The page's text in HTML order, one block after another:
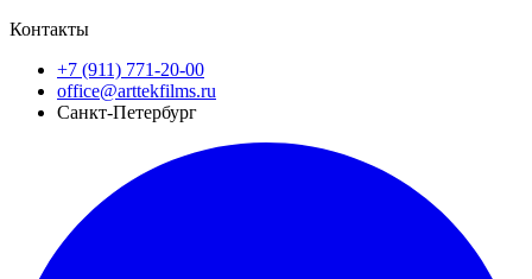
Контакты
+7 (911) 771-20-00
office@arttekfilms.ru
Санкт-Петербург